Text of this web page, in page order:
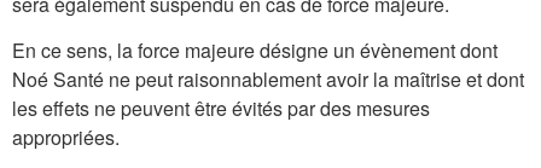
En ce sens, la force majeure désigne un évènement dont
Noé Santé ne peut raisonnablement avoir la maîtrise et dont
les effets ne peuvent être évités par des mesures
appropriées.